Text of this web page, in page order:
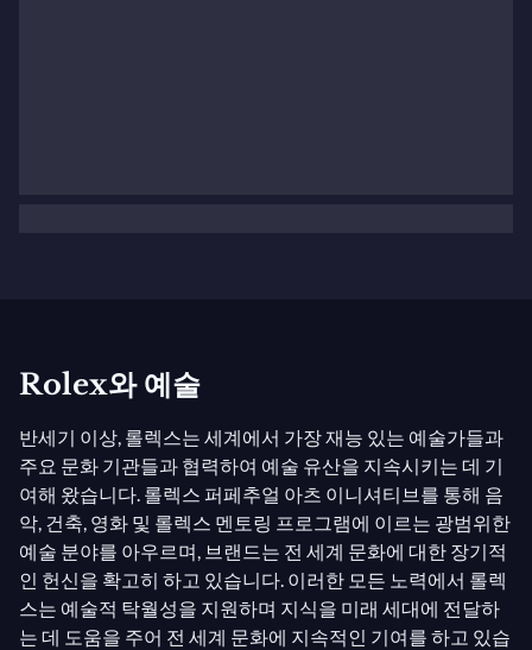
Rolex와 예술
반세기 이상, 롤렉스는 세계에서 가장 재능 있는 예술가들과
주요 문화 기관들과 협력하여 예술 유산을 지속시키는 데 기
여해 왔습니다. 롤렉스 퍼페추얼 아츠 이니셔티브를 통해 음
악, 건축, 영화 및 롤렉스 멘토링 프로그램에 이르는 광범위한
예술 분야를 아우르며, 브랜드는 전 세계 문화에 대한 장기적
인 헌신을 확고히 하고 있습니다. 이러한 모든 노력에서 롤렉
스는 예술적 탁월성을 지원하며 지식을 미래 세대에 전달하
는 데 도움을 주어 전 세계 문화에 지속적인 기여를 하고 있습